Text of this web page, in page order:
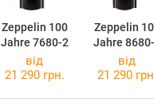
Zeppelin 100
Jahre 7680-2
Zeppelin
Jahre
від
21 290 грн.
від
21 290